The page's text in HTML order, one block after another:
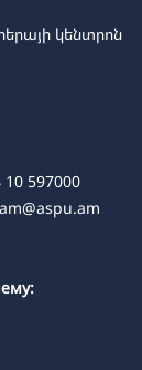
կենտրոն
10 597000